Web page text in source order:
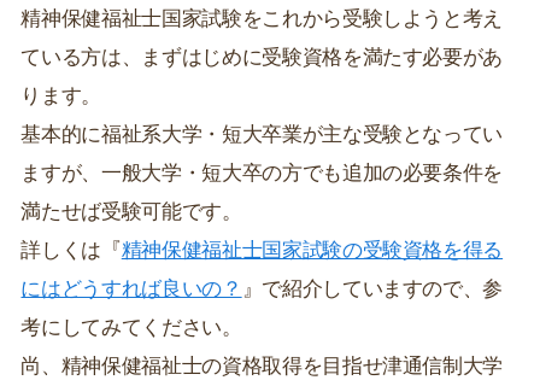
精神保健福祉士国家試験をこれから受験しようと考え
ている方は、まずはじめに受験資格を満たす必要があ
ります。
基本的に福祉系大学・短大卒業が主な受験となってい
ますが、一般大学・短大卒の方でも追加の必要条件を
満たせば受験可能です。
詳しくは『精神保健福祉士国家試験の受験資格を得る
にはどうすれば良いの？ 』で紹介していますので、参
考にしてみてください。
尚、精神保健福祉士の資格取得を目指せ津通信制大学